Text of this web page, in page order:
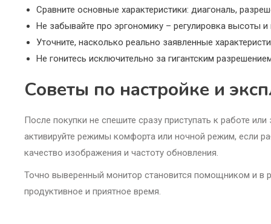
Сравните основные характеристики: диагональ,
Не забывайте про эргономику – регулировка высоты
Уточните, насколько реально заявленные
Не гонитесь исключительно за гигантским
Советы по настройке и
После покупки не спешите сразу приступать к работе
активируйте режимы комфорта или ночной режим, если
качество изображения и частоту обновления.
Точно выверенный монитор становится помощником и в
продуктивное и приятное время.